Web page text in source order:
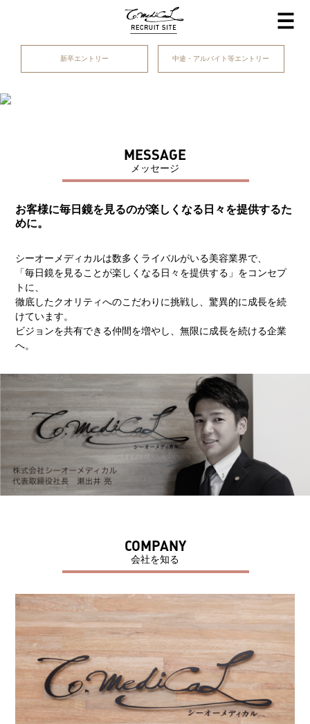
新卒エントリー 中途・アルバイト等エントリー
MESSAGE
メッセージ
お客様に毎日鏡を見るのが楽しくなる日々を提供するた
めに。
シーオーメディカルは数多くライバルがいる美容業界で、
「毎日鏡を見ることが楽しくなる日々を提供する」をコンセプ
トに、
徹底したクオリティへのこだわりに挑戦し、驚異的に成長を続
けています。
ビジョンを共有できる仲間を増やし、無限に成長を続ける企業
へ。
COMPANY
会社を知る